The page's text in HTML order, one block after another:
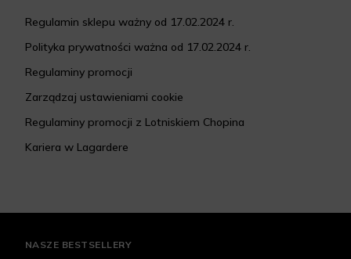
Regulamin sklepu ważny od 17.02.2024 r.
Polityka prywatności ważna od 17.02.2024 r.
Regulaminy promocji
Zarządzaj ustawieniami cookie
Regulaminy promocji z Lotniskiem Chopina
Kariera w Lagardere
NASZE BESTSELLERY